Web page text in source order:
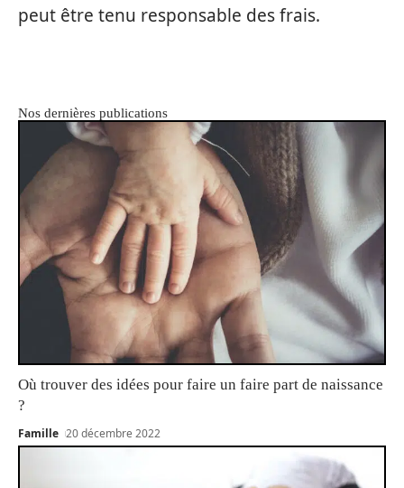
peut être tenu responsable des frais.
Nos dernières publications
Où trouver des idées pour faire un faire part de naissance
?
Famille 20 décembre 2022